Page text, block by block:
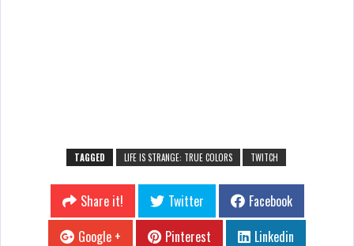
TAGGED LIFE IS STRANGE: TRUE COLORS TWITCH
Share it! Twitter
Facebook
Google +
Pinterest Linkedin